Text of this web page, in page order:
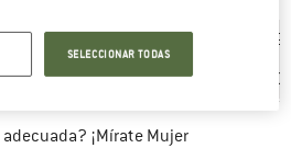
98,0
-
102,1
103,1
105,9
106,9
110,0
¡Mírate Mujer
SELECCIONAR TODAS